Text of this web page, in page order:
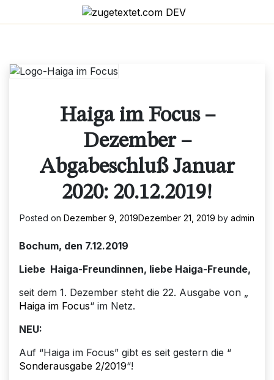
Haiga im Focus –
Dezember –
Abgabeschluß Januar
2020: 20.12.2019!
Posted on Dezember 9, 2019Dezember 21, 2019 by admin
Bochum, den 7.12.2019
Liebe Haiga-Freundinnen, liebe Haiga-Freunde,
seit dem 1. Dezember steht die 22. Ausgabe von „
Haiga im Focus“ im Netz.
NEU:
Auf “Haiga im Focus” gibt es seit gestern die “
Sonderausgabe 2/2019“!